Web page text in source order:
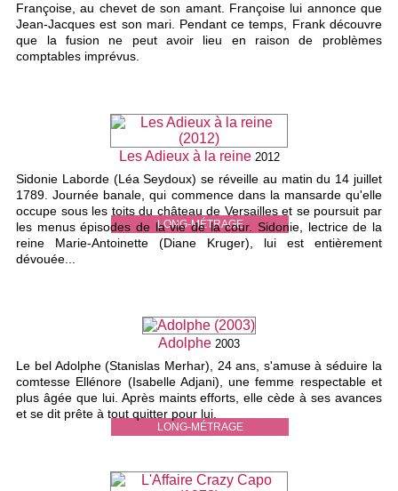
Françoise, au chevet de son amant. Françoise lui annonce que
Jean-Jacques est son mari. Pendant ce temps, Frank découvre
que la fusion ne peut avoir lieu en raison de problèmes
comptables imprévus.
LONG-MÉTRAGE
Les Adieux à la reine 2012
Sidonie Laborde (Léa Seydoux) se réveille au matin du 14 juillet
1789. Journée banale, qui commence dans la mansarde qu'elle
occupe sous les toits du château de Versailles et se poursuit par
les menus épisodes de la vie de la cour. Sidonie, lectrice de la
reine Marie-Antoinette (Diane Kruger), lui est entièrement
dévouée...
LONG-MÉTRAGE
Adolphe 2003
Le bel Adolphe (Stanislas Merhar), 24 ans, s'amuse à séduire la
comtesse Ellénore (Isabelle Adjani), une femme respectable et
plus âgée que lui. Après maints efforts, elle cède à ses avances
et se dit prête à tout quitter pour lui.